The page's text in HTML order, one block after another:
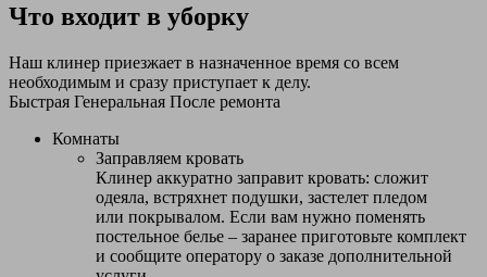
Что входит в уборку
Наш клинер приезжает в назначенное время со всем
необходимым и сразу приступает к делу.
Быстрая Генеральная После ремонта
Комнаты
Заправляем кровать
Клинер аккуратно заправит кровать: сложит
одеяла, встряхнет подушки, застелет пледом
или покрывалом. Если вам нужно поменять
постельное белье – заранее приготовьте комплект
и сообщите оператору о заказе дополнительной